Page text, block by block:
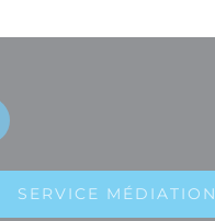
SERVICE MÉDIATION